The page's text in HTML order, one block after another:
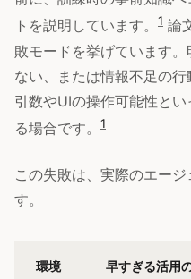
トを説明しています。
1 論
敗モードを挙げています
ない、または情報不足の
引数やUIの操作可能性と
る場合です。
1
この失敗は、実際のエー
す。
環境 早すぎる活用